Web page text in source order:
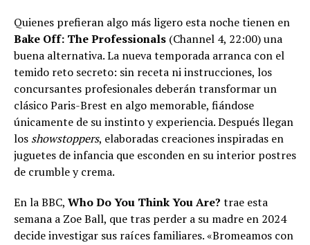
Quienes prefieran algo más ligero esta noche tienen en
Bake Off: The Professionals (Channel 4, 22:00) una
buena alternativa. La nueva temporada arranca con el
temido reto secreto: sin receta ni instrucciones, los
concursantes profesionales deberán transformar un
clásico Paris-Brest en algo memorable, fiándose
únicamente de su instinto y experiencia. Después llegan
los showstoppers, elaboradas creaciones inspiradas en
juguetes de infancia que esconden en su interior postres
de crumble y crema.
En la BBC, Who Do You Think You Are? trae esta
semana a Zoe Ball, que tras perder a su madre en 2024
decide investigar sus raíces familiares. «Bromeamos con